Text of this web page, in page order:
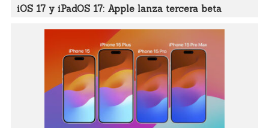
iOS 17 y iPadOS 17: Apple lanza tercera beta